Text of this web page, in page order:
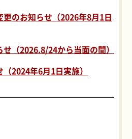
のお知らせ（2026年8月1日
（2026.8/24から当面の間）
2024年6月1日実施）